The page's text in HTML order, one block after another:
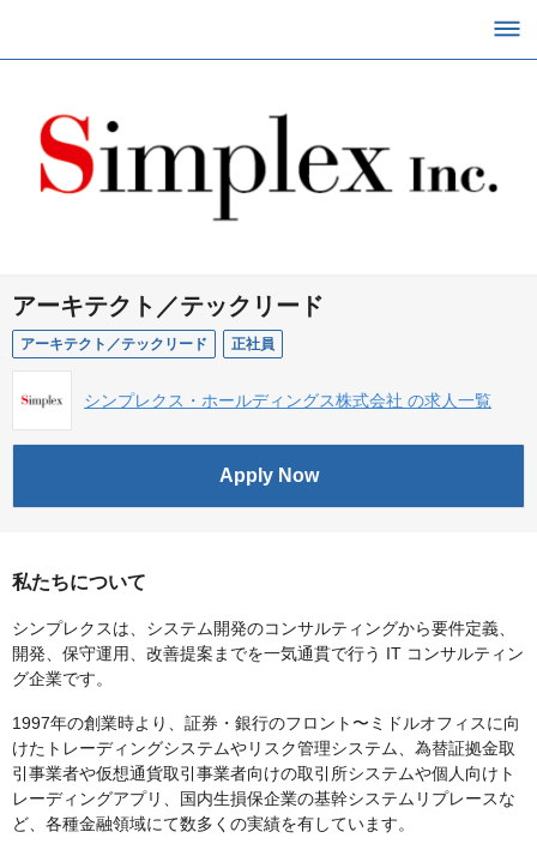
アーキテクト／テックリード
アーキテクト／テックリード 正社員
シンプレクス・ホールディングス株式会社 の求人一覧
Apply Now
私たちについて
シンプレクスは、システム開発のコンサルティングから要件定義、
開発、保守運⽤、改善提案までを⼀気通貫で⾏う IT コンサルティン
グ企業です。
1997年の創業時より、証券・銀⾏のフロント〜ミドルオフィスに向
けたトレーディングシステムやリスク管理システム、為替証拠⾦取
引事業者や仮想通貨取引事業者向けの取引所システムや個⼈向けト
レーディングアプリ、国内⽣損保企業の基幹システムリプレースな
ど、各種⾦融領域にて数多くの実績を有しています。